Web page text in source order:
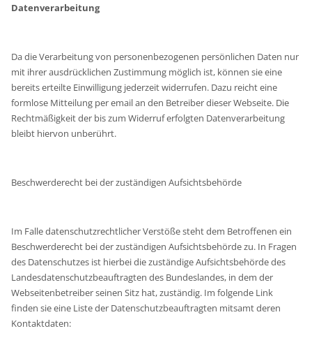
Datenverarbeitung
Da die Verarbeitung von personenbezogenen persönlichen Daten nur
mit ihrer ausdrücklichen Zustimmung möglich ist, können sie eine
bereits erteilte Einwilligung jederzeit widerrufen. Dazu reicht eine
formlose Mitteilung per email an den Betreiber dieser Webseite. Die
Rechtmäßigkeit der bis zum Widerruf erfolgten Datenverarbeitung
bleibt hiervon unberührt.
Beschwerderecht bei der zuständigen Aufsichtsbehörde
Im Falle datenschutzrechtlicher Verstöße steht dem Betroffenen ein
Beschwerderecht bei der zuständigen Aufsichtsbehörde zu. In Fragen
des Datenschutzes ist hierbei die zuständige Aufsichtsbehörde des
Landesdatenschutzbeauftragten des Bundeslandes, in dem der
Webseitenbetreiber seinen Sitz hat, zuständig. Im folgende Link
finden sie eine Liste der Datenschutzbeauftragten mitsamt deren
Kontaktdaten: